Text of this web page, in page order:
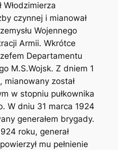
Włodzimierza
czynnej i mianował
Wojennego
Armii. Wkrótce
Departamentu
M.S.Wojsk. Z dniem 1
mianowany został
w stopniu pułkownika
W dniu 31 marca 1924
generałem brygady.
roku, generał
mu pełnienie